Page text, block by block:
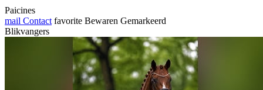
Paicines
mail Contact favorite Bewaren Gemarkeerd
Blikvangers